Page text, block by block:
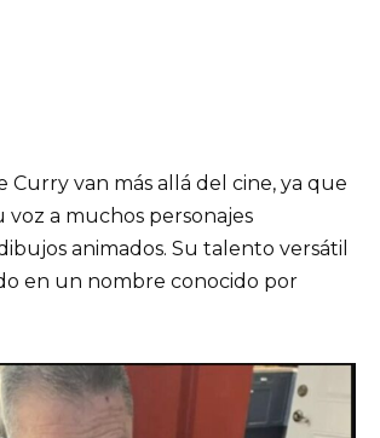
Curry van más allá del cine, ya que
voz a muchos personajes
animados. Su talento versátil
en un nombre conocido por